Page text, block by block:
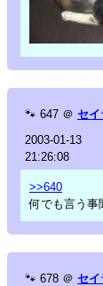
🐾 647 ＠ セイ
2003-01-13
21:26:08
>>640
何でも言う事
🐾 678 ＠ セイ